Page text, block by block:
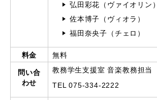
弘田彩花（ヴァイオリン）
佐本博子（ヴィオラ）
福田奈央子（チェロ）
料金 無料
問い合
わせ
教務学生支援室 音楽教務担当
TEL 075-334-2222